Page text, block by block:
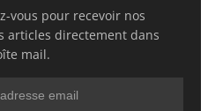
vous pour recevoir nos
articles directement dans
mail.